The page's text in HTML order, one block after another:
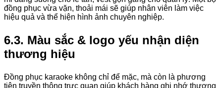
đồng phục vừa vặn, thoải mái sẽ giúp nhân viên làm việc
hiệu quả và thể hiện hình ảnh chuyên nghiệp.
6.3. Màu sắc & logo yếu nhận diện
thương hiệu
Đồng phục karaoke không chỉ để mặc, mà còn là phương
tiện truyền thông trực quan giúp khách hàng ghi nhớ thương